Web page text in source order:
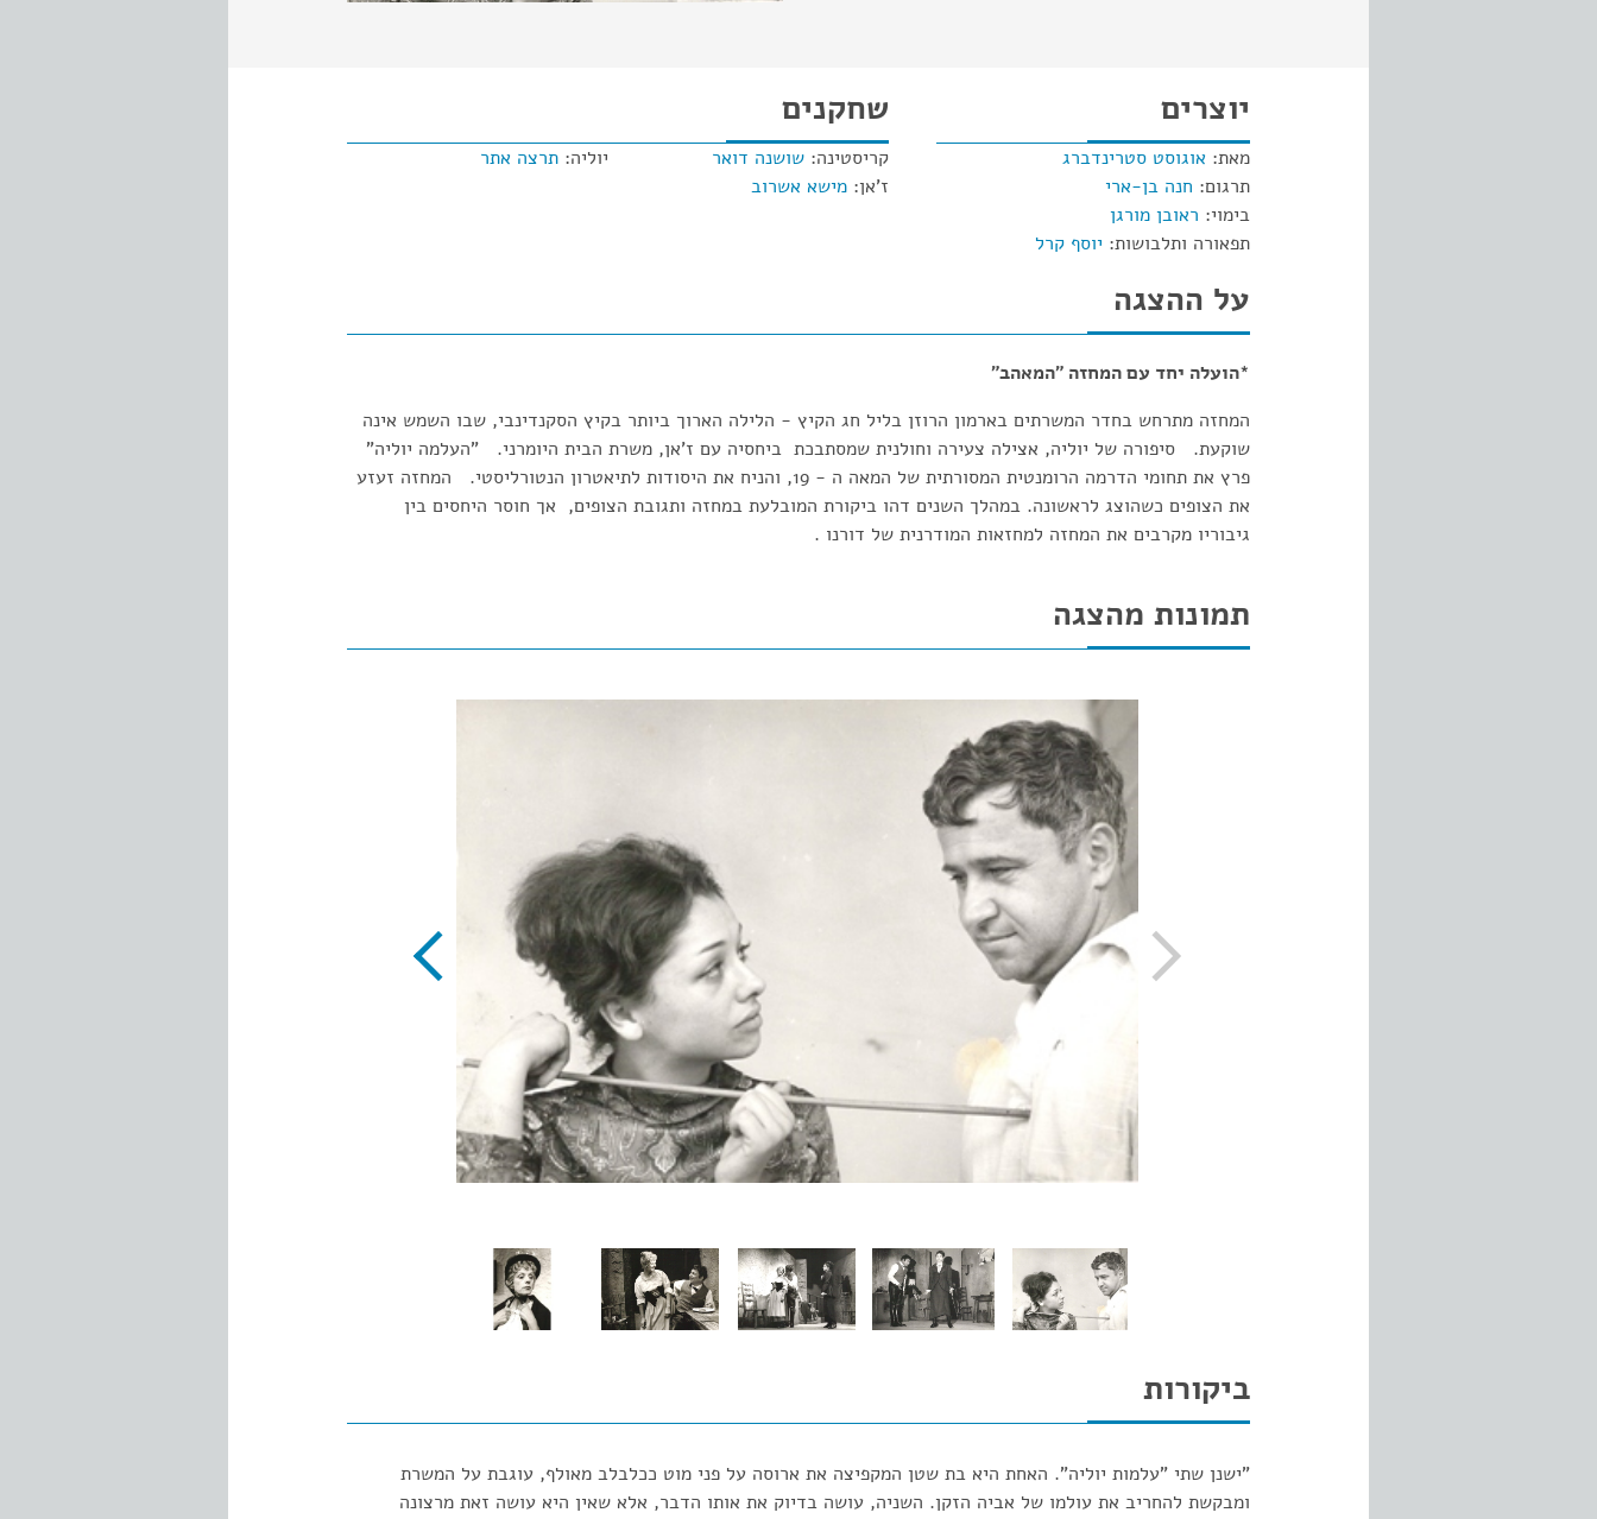
יוצרים
מאת: אוגוסט סטרינדברג
תרגום: חנה בן-ארי
בימוי: ראובן מורגן
תפאורה ותלבושות: יוסף קרל
שחקנים
קריסטינה: שושנה דואר
ז'אן: מישא אשרוב
יוליה: תרצה אתר
על ההצגה
*הועלה יחד עם המחזה "המאהב"
המחזה מתרחש בחדר המשרתים בארמון הרוזן בליל חג הקיץ - הלילה הארוך ביותר בקיץ הסקנדינבי, שבו השמש אינה
שוקעת. סיפורה של יוליה, אצילה צעירה וחולנית שמסתבכת ביחסיה עם ז'אן, משרת הבית היומרני. "העלמה יוליה"
פרץ את תחומי הדרמה הרומנטית המסורתית של המאה ה - 19, והניח את היסודות לתיאטרון הנטורליסטי. המחזה זעזע
את הצופים כשהוצג לראשונה. במהלך השנים דהו ביקורת המובלעת במחזה ותגובת הצופים, אך חוסר היחסים בין
גיבוריו מקרבים את המחזה למחזאות המודרנית של דורנו .
תמונות מהצגה
ביקורות
"ישנן שתי "עלמות יוליה". האחת היא בת שטן המקפיצה את ארוסה על פני מוט ככלבלב מאולף, עוגבת על המשרת
ומבקשת להחריב את עולמו של אביה הזקן. השניה, עושה בדיוק את אותו הדבר, אלא שאין היא עושה זאת מרצונה